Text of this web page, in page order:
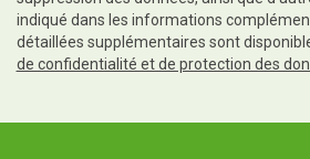
indiqué dans les informations
détaillées supplémentaires sont
de confidentialité et de protection des